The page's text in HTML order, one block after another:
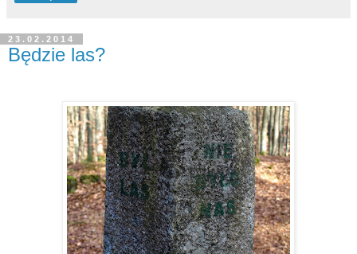
23.02.2014
Będzie las?